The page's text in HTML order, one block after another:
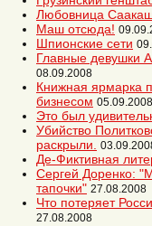
Любовница
Маш отсюда!
Шпионские сети
Главные девушки
08.09.2008
Книжная ярмарка
бизнесом 05.09.2008
Это был
Убийство
раскрыли.
Де-Фиктивная
Сергей Доренко:
тапочки" 27.08.2008
Что потеряет
27.08.2008